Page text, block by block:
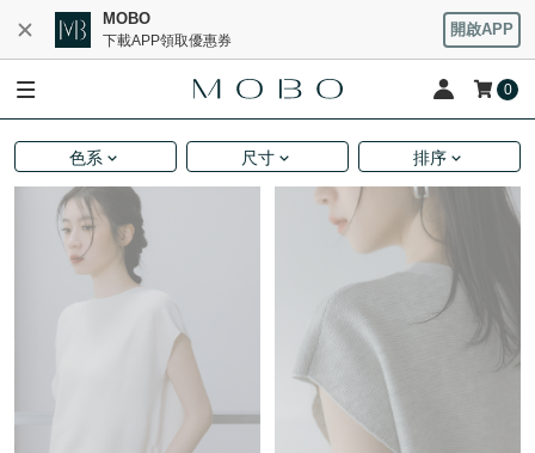
MOBO
下載APP領取優惠券
開啟APP
0
色系 尺寸 排序